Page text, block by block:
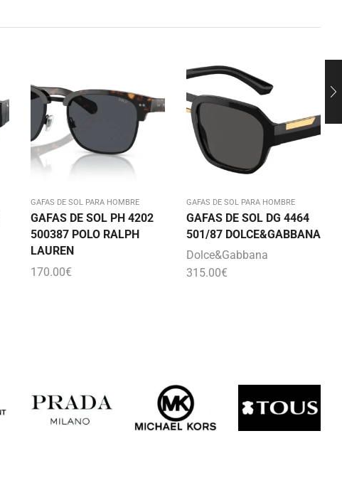
GAFAS DE SOL PARA HOMBRE
GAFAS DE SOL PH 4202
500387 POLO RALPH
LAUREN
170.00€
GAFAS DE SOL PARA HOMBRE
GAFAS DE SOL DG 4464
501/87 DOLCE&GABBANA
Dolce&Gabbana
315.00€